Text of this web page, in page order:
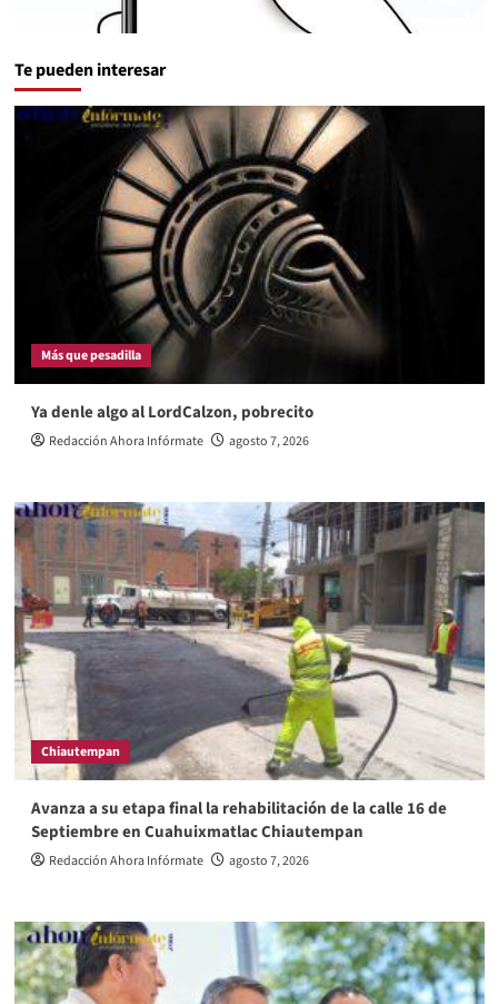
Te pueden interesar
Más que pesadilla
Ya denle algo al LordCalzon, pobrecito
Redacción Ahora Infórmate agosto 7, 2026
Chiautempan
Avanza a su etapa final la rehabilitación de la calle 16 de
Septiembre en Cuahuixmatlac Chiautempan
Redacción Ahora Infórmate agosto 7, 2026